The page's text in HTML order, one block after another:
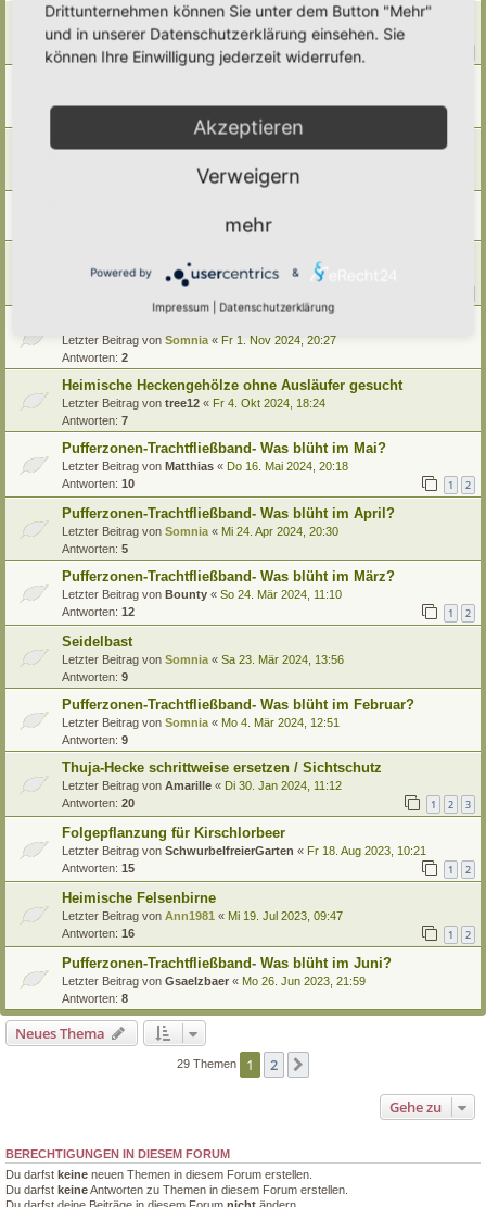
Bäume nicht schneiden
Letzter Beitrag vonAnn1981«Mo 19. Mai 2025, 17:31
Antworten: 10
Baum-oder Laubgehölze bestimmen
Fr 27. Dez 2024, 16:18
Letzter Beitrag von GrizzlyimGarten«Do 12. Dez 2024, 19:47
Letzter Beitrag von Somnia « Fr 1. Nov 2024, 20:27
Antworten: 2
Heimische Heckengehölze ohne Ausläufer gesucht
Letzter Beitrag von tree12 « Fr 4. Okt 2024, 18:24
Antworten: 7
Pufferzonen-Trachtfließband- Was blüht im Mai?
Letzter Beitrag von Matthias « Do 16. Mai 2024, 20:18
Antworten: 10 1 2
Pufferzonen-Trachtfließband- Was blüht im April?
Letzter Beitrag von Somnia « Mi 24. Apr 2024, 20:30
Antworten: 5
Pufferzonen-Trachtfließband- Was blüht im März?
Letzter Beitrag von Bounty « So 24. Mär 2024, 11:10
Antworten: 12 1 2
Seidelbast
Letzter Beitrag von Somnia « Sa 23. Mär 2024, 13:56
Antworten: 9
Pufferzonen-Trachtfließband- Was blüht im Februar?
Letzter Beitrag von Somnia « Mo 4. Mär 2024, 12:51
Antworten: 9
Thuja-Hecke schrittweise ersetzen / Sichtschutz
Letzter Beitrag von Amarille « Di 30. Jan 2024, 11:12
Antworten: 20 1 2 3
Folgepflanzung für Kirschlorbeer
Letzter Beitrag von SchwurbelfreierGarten « Fr 18. Aug 2023, 10:21
Antworten: 15 1 2
Heimische Felsenbirne
Letzter Beitrag von Ann1981 « Mi 19. Jul 2023, 09:47
Antworten: 16 1 2
Pufferzonen-Trachtfließband- Was blüht im Juni?
Letzter Beitrag von Gsaelzbaer « Mo 26. Jun 2023, 21:59
Antworten: 8
Neues Thema
29 Themen 1 2
Gehe zu
BERECHTIGUNGEN IN DIESEM FORUM
Du darfst keine neuen Themen in diesem Forum erstellen.
Du darfst keineAntworten zu Themen in diesem Forum erstellen.
Drittunternehmen können Sie unter dem Button "Mehr"
und in unserer Datenschutzerklärung einsehen. Sie
können Ihre Einwilligung jederzeit widerrufen.
Akzeptieren
Verweigern
mehr
Powered by &
Impressum Datenschutzerklärung